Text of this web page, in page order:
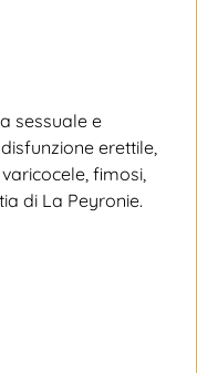
sessuale e
erettile,
fimosi,
di La Peyronie.